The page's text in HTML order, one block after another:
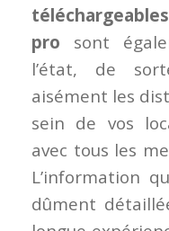
pro sont
l’état, de
aisément les
sein de vos
avec tous les
L’information
dûment